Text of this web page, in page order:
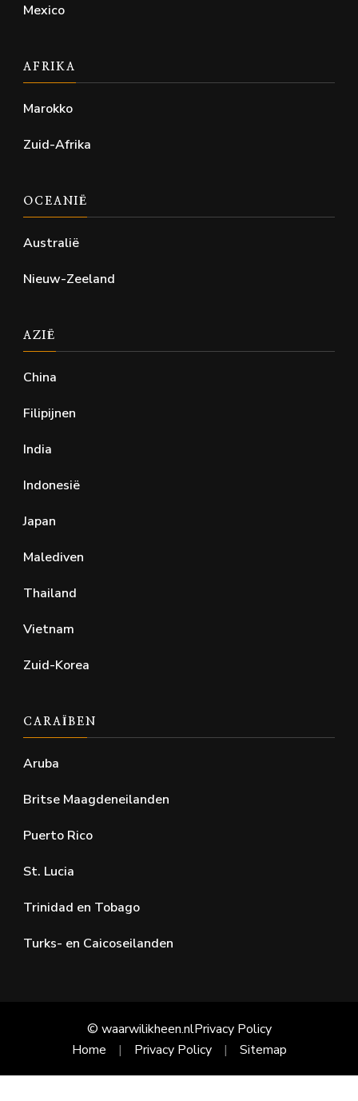
Mexico
AFRIKA
Marokko
Zuid-Afrika
OCEANIË
Australië
Nieuw-Zeeland
AZIË
China
Filipijnen
India
Indonesië
Japan
Malediven
Thailand
Vietnam
Zuid-Korea
CARAÏBEN
Aruba
Britse Maagdeneilanden
Puerto Rico
St. Lucia
Trinidad en Tobago
Turks- en Caicoseilanden
© waarwilikheen.nlPrivacy Policy
Home
Privacy Policy Sitemap